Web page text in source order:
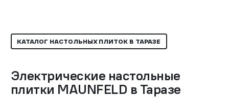
КАТАЛОГ НАСТОЛЬНЫХ ПЛИТОК В ТАРАЗЕ
Электрические настольные
плитки MAUNFELD в Таразе